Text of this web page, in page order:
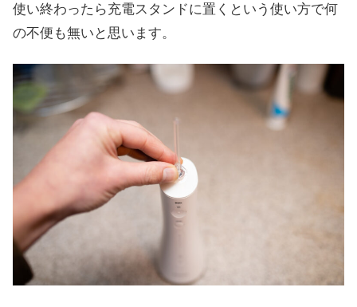
使い終わったら充電スタンドに置くという使い方で何
の不便も無いと思います。